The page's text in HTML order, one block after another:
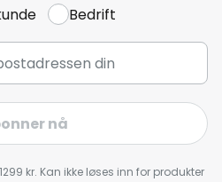
Bedrift
nå
kr. Kan ikke løses inn for produkter